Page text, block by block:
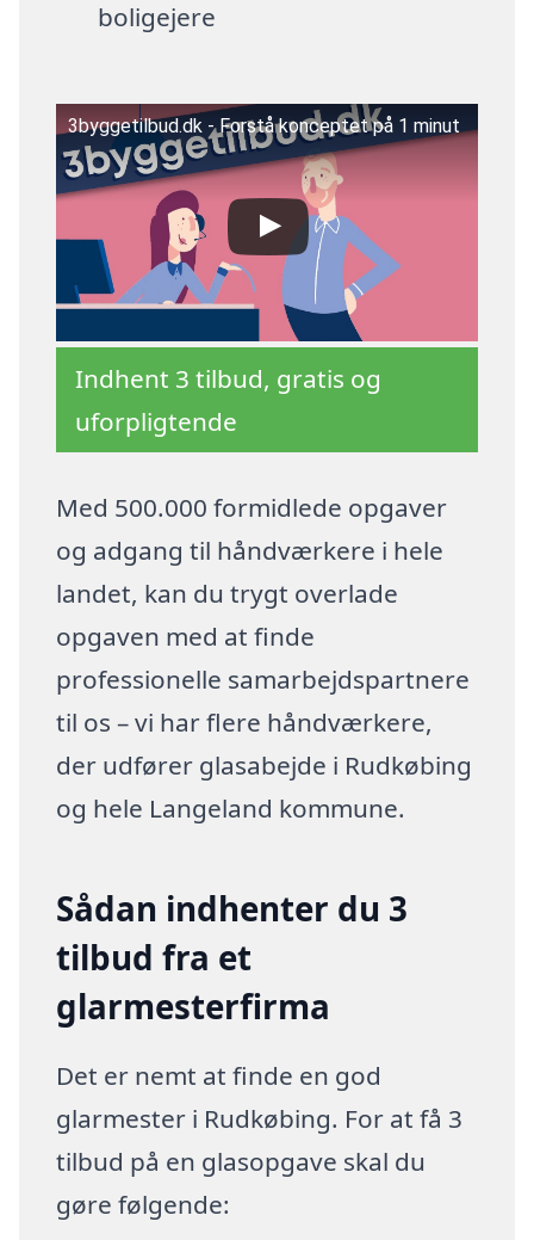
boligejere
3byggetilbud.dk - Forstå konceptet på 1 minut
Indhent 3 tilbud, gratis og
uforpligtende
Med 500.000 formidlede opgaver
og adgang til håndværkere i hele
landet, kan du trygt overlade
opgaven med at finde
professionelle samarbejdspartnere
til os – vi har flere håndværkere,
der udfører glasabejde i Rudkøbing
og hele Langeland kommune.
Sådan indhenter du 3
tilbud fra et
glarmesterfirma
Det er nemt at finde en god
glarmester i Rudkøbing. For at få 3
tilbud på en glasopgave skal du
gøre følgende: